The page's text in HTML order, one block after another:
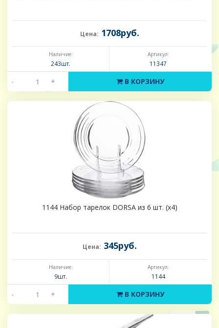
Цена: 1708руб.
Наличие:
243шт.
Артикул:
11347
- + В КОРЗИНУ
1144 Набор тарелок DORSA из 6 шт. (х4)
Цена: 345руб.
Наличие:
9шт.
Артикул:
1144
- + В КОРЗИНУ